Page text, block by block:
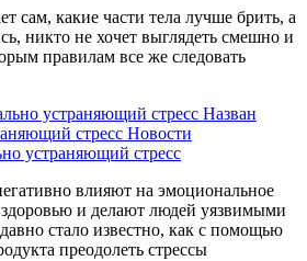
сам, какие части тела лучше брить, а
никто не хочет выглядеть смешно и
правилам все же следовать
Назван
стресс Новости
устраняющий стресс
влияют на эмоциональное
и делают людей уязвимыми
стало известно, как с помощью
преодолеть стрессы